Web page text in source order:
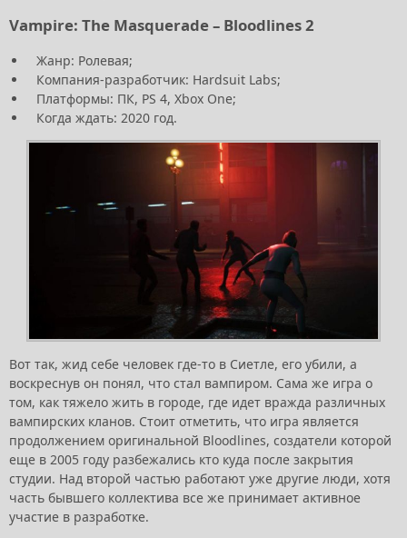
Vampire: The Masquerade – Bloodlines 2
Жанр: Ролевая;
Компания-разработчик: Hardsuit Labs;
Платформы: ПК, PS 4, Xbox One;
Когда ждать: 2020 год.
Вот так, жид себе человек где-то в Сиетле, его убили, а
воскреснув он понял, что стал вампиром. Сама же игра о
том, как тяжело жить в городе, где идет вражда различных
вампирских кланов. Стоит отметить, что игра является
продолжением оригинальной Bloodlines, создатели которой
еще в 2005 году разбежались кто куда после закрытия
студии. Над второй частью работают уже другие люди, хотя
часть бывшего коллектива все же принимает активное
участие в разработке.